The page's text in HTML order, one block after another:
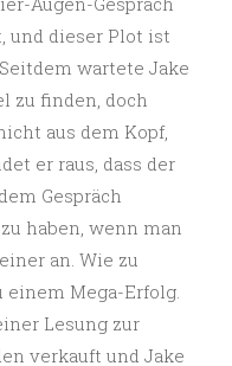
und dieser Plot ist
wartete Jake
zu finden, doch
aus dem Kopf,
er raus, dass der
Gespräch
haben, wenn man
an. Wie zu
einem Mega-Erfolg.
Lesung zur
verkauft und Jake